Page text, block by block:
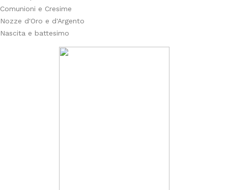
Comunioni e Cresime
Nozze d'Oro e d'Argento
Nascita e battesimo